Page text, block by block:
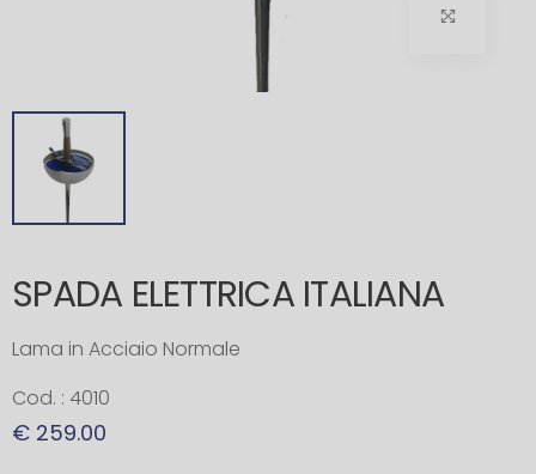
SPADA ELETTRICA ITALIANA
Lama in Acciaio Normale
Cod. : 4010
€ 259.00